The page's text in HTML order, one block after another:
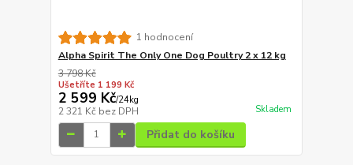
1 hodnocení
Alpha Spirit The Only One Dog Poultry 2 x 12 kg
3 798 Kč
Ušetříte 1 199 Kč
2 599 Kč/24kg
2 321 Kč bez DPH Skladem
Přidat do košíku